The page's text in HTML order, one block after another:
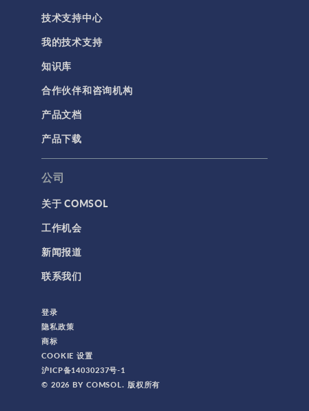
技术支持中心
我的技术支持
知识库
合作伙伴和咨询机构
产品文档
产品下载
公司
关于 COMSOL
工作机会
新闻报道
联系我们
登录
隐私政策
商标
COOKIE 设置
沪ICP备14030237号-1
© 2026 BY COMSOL. 版权所有